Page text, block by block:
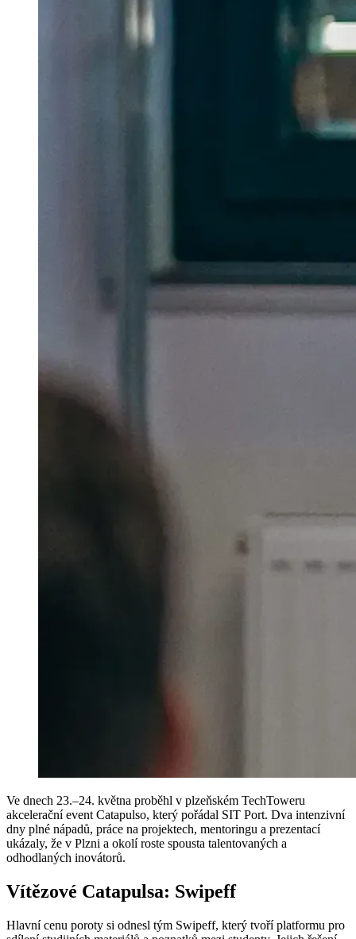
Ve dnech 23.–24. května proběhl v plzeňském TechToweru
akcelerační event Catapulso, který pořádal SIT Port. Dva intenzivní
dny plné nápadů, práce na projektech, mentoringu a prezentací
ukázaly, že v Plzni a okolí roste spousta talentovaných a
odhodlaných inovátorů.
Vítězové Catapulsa: Swipeff
Hlavní cenu poroty si odnesl tým Swipeff, který tvoří platformu pro